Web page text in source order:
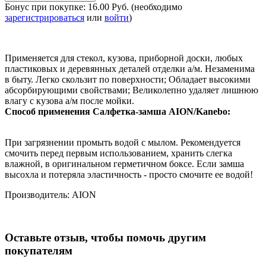
Бонус при покупке: 16.00 Руб. (необходимо
зарегистрироваться или войти)
Применяется для стекол, кузова, приборной доски, любых
пластиковых и деревянных деталей отделки а/м. Незаменима
в быту. Легко скользит по поверхности; Обладает высокими
абсорбирующими свойствами; Великолепно удаляет лишнюю
влагу с кузова а/м после мойки.
Способ применения Салфетка-замша AION/Kanebo:
При загрязнении промыть водой с мылом. Рекомендуется
смочить перед первым использованием, хранить слегка
влажной, в оригинальном герметичном боксе. Если замша
высохла и потеряла эластичность - просто смочите ее водой!
Производитель: AION
Оставьте отзыв, чтобы помочь другим
покупателям